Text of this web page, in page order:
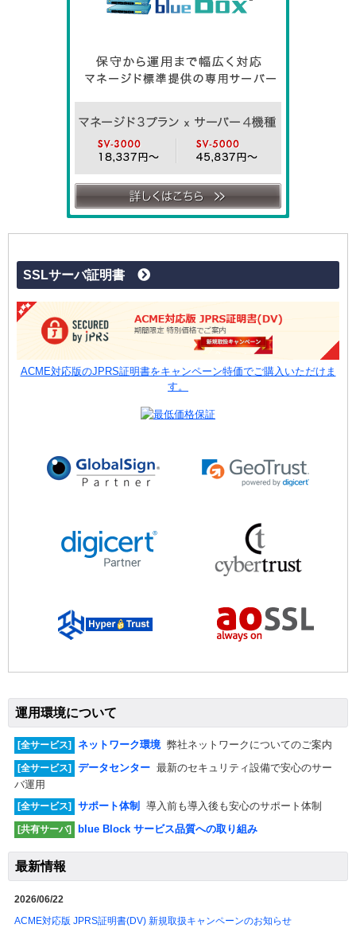
SSLサーバ証明書
ACME対応版のJPRS証明書をキャンペーン特価でご購入いただけま
す。
運用環境について
[全サービス] ネットワーク環境 弊社ネットワークについてのご案内
[全サービス] データセンター 最新のセキュリティ設備で安心のサー
バ運用
[全サービス] サポート体制 導入前も導入後も安心のサポート体制
[共有サーバ] blue Block サービス品質への取り組み
最新情報
2026/06/22
ACME対応版 JPRS証明書(DV) 新規取扱キャンペーンのお知らせ